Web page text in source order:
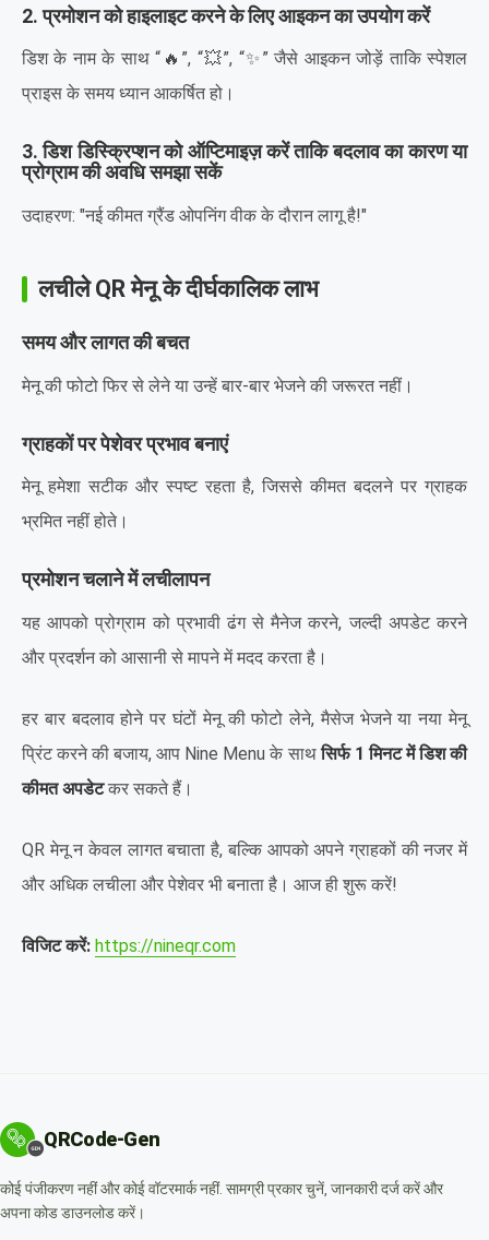
2. प्रमोशन को हाइलाइट करने के लिए आइकन का उपयोग करें
डिश के नाम के साथ “🔥”, “💥”, “✨” जैसे आइकन जोड़ें ताकि स्पेशल
प्राइस के समय ध्यान आकर्षित हो।
3. डिश डिस्क्रिप्शन को ऑप्टिमाइज़ करें ताकि बदलाव का कारण या
प्रोग्राम की अवधि समझा सकें
उदाहरण: "नई कीमत ग्रैंड ओपनिंग वीक के दौरान लागू है!"
लचीले QR मेनू के दीर्घकालिक लाभ
समय और लागत की बचत
मेनू की फोटो फिर से लेने या उन्हें बार-बार भेजने की जरूरत नहीं।
ग्राहकों पर पेशेवर प्रभाव बनाएं
मेनू हमेशा सटीक और स्पष्ट रहता है, जिससे कीमत बदलने पर ग्राहक
भ्रमित नहीं होते।
प्रमोशन चलाने में लचीलापन
यह आपको प्रोग्राम को प्रभावी ढंग से मैनेज करने, जल्दी अपडेट करने
और प्रदर्शन को आसानी से मापने में मदद करता है।
हर बार बदलाव होने पर घंटों मेनू की फोटो लेने, मैसेज भेजने या नया मेनू
प्रिंट करने की बजाय, आप Nine Menu के साथसिर्फ 1 मिनट में डिश की
कीमत अपडेटकर सकते हैं।
QR मेनू न केवल लागत बचाता है, बल्कि आपको अपने ग्राहकों की नजर में
और अधिक लचीला और पेशेवर भी बनाता है। आज ही शुरू करें!
विजिट करें: https://nineqr.com
QRCode-Gen
कोई पंजीकरण नहीं और कोई वॉटरमार्क नहीं. सामग्री प्रकार चुनें, जानकारी दर्ज करें और
अपना कोड डाउनलोड करें।